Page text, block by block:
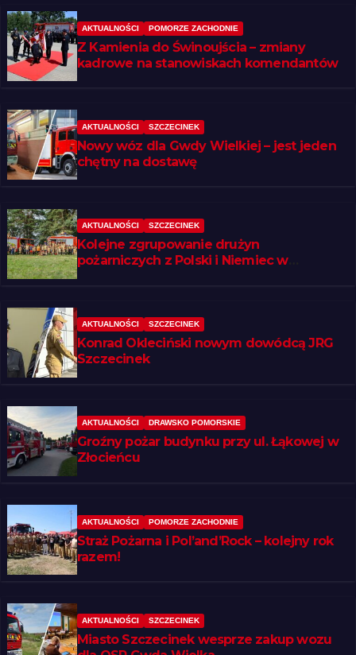
AKTUALNOŚCI POMORZE ZACHODNIE
Z Kamienia do Świnoujścia – zmiany
kadrowe na stanowiskach komendantów
AKTUALNOŚCI SZCZECINEK
Nowy wóz dla Gwdy Wielkiej – jest jeden
chętny na dostawę
AKTUALNOŚCI SZCZECINEK
Kolejne zgrupowanie drużyn
pożarniczych z Polski i Niemiec w
AKTUALNOŚCI SZCZECINEK
Konrad Okleciński nowym dowódcą JRG
Szczecinek
AKTUALNOŚCI DRAWSKO POMORSKIE
Groźny pożar budynku przy ul. Łąkowej w
Złocieńcu
AKTUALNOŚCI POMORZE ZACHODNIE
Straż Pożarna i Pol’and’Rock – kolejny rok
razem!
AKTUALNOŚCI SZCZECINEK
Miasto Szczecinek wesprze zakup wozu